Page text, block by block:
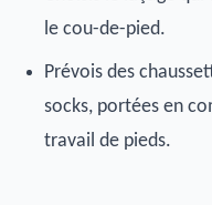
le cou-de-pied.
Prévois des
socks, portées en
travail de pieds.